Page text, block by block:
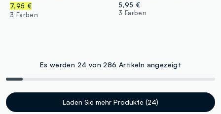
7,95 €
3 Farben
5,95 €
3 Farben
Es werden 24 von 286 Artikeln angezeigt
Laden Sie mehr Produkte (24)